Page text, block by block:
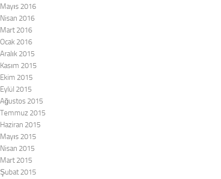
Mayıs 2016
Nisan 2016
Mart 2016
Ocak 2016
Aralık 2015
Kasım 2015
Ekim 2015
Eylül 2015
Ağustos 2015
Temmuz 2015
Haziran 2015
Mayıs 2015
Nisan 2015
Mart 2015
Şubat 2015